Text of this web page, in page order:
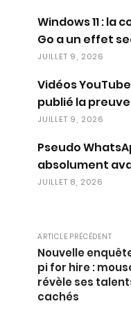
Windows 11 : la
Go a un effet
JUILLET 9, 2026
Vidéos
publié la
JUILLET 9, 2026
Pseudo
absolument
JUILLET 8, 2026
ARTICLE PRÉCÉDENT
Nouvelle
pi for hire :
révèle ses
cachés